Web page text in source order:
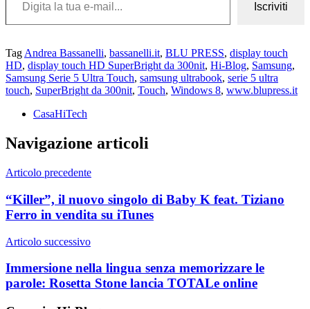
Iscriviti
Tag Andrea Bassanelli, bassanelli.it, BLU PRESS, display touch
HD, display touch HD SuperBright da 300nit, Hi-Blog, Samsung,
Samsung Serie 5 Ultra Touch, samsung ultrabook, serie 5 ultra
touch, SuperBright da 300nit, Touch, Windows 8, www.blupress.it
CasaHiTech
Navigazione articoli
Articolo precedente
“Killer”, il nuovo singolo di Baby K feat. Tiziano
Ferro in vendita su iTunes
Articolo successivo
Immersione nella lingua senza memorizzare le
parole: Rosetta Stone lancia TOTALe online